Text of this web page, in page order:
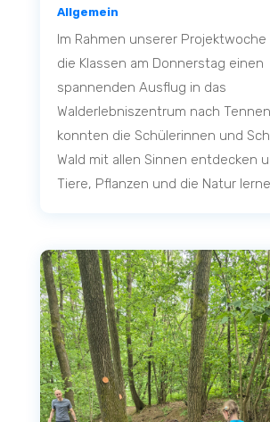
Allgemein
Im Rahmen unserer
die Klassen am Donnerstag einen
spannenden Ausflug in das
Walderlebniszentrum nach
konnten die Schülerinnen und
Wald mit allen Sinnen entdecken
Tiere, Pflanzen und die Natur